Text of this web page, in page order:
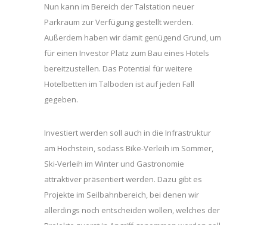
Nun kann im Bereich der Talstation neuer
Parkraum zur Verfügung gestellt werden.
Außerdem haben wir damit genügend Grund, um
für einen Investor Platz zum Bau eines Hotels
bereitzustellen. Das Potential für weitere
Hotelbetten im Talboden ist auf jeden Fall
gegeben.
Investiert werden soll auch in die Infrastruktur
am Hochstein, sodass Bike-Verleih im Sommer,
Ski-Verleih im Winter und Gastronomie
attraktiver präsentiert werden. Dazu gibt es
Projekte im Seilbahnbereich, bei denen wir
allerdings noch entscheiden wollen, welches der